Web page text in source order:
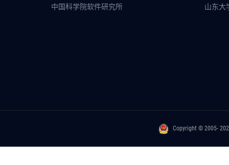
中国科学院软件研究所
山东大
Copyright © 2005-